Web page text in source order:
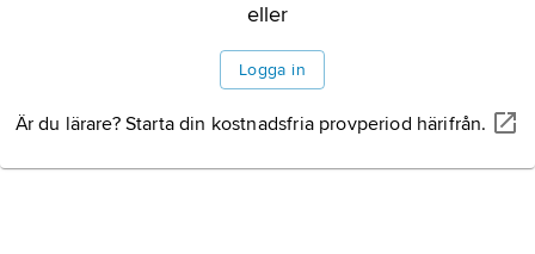
eller
Logga in
Är du lärare? Starta din kostnadsfria provperiod härifrån.